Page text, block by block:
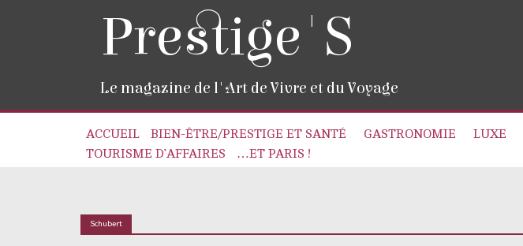
Prestige'S
Le magazine de l'Art de Vivre et du Voyage
ACCUEIL BIEN-ÊTRE/PRESTIGE ET SANTÉ GASTRONOMIE LUXE
TOURISME D’AFFAIRES
…ET PARIS !
Schubert